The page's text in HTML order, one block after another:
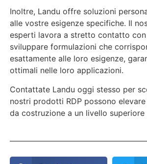
Inoltre, Landu offre soluzioni
alle vostre esigenze specifiche. Il
esperti lavora a stretto contatto
sviluppare formulazioni che
esattamente alle loro esigenze,
ottimali nelle loro applicazioni.
Contattate Landu oggi stesso per
nostri prodotti RDP possono
da costruzione a un livello superiore